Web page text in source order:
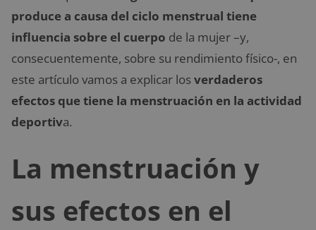
produce a causa del ciclo menstrual tiene
influencia sobre el cuerpo de la mujer –y,
consecuentemente, sobre su rendimiento físico-, en
este artículo vamos a explicar losverdaderos
efectos que tiene la menstruación en la actividad
deportiva.
La menstruación y
sus efectos en el